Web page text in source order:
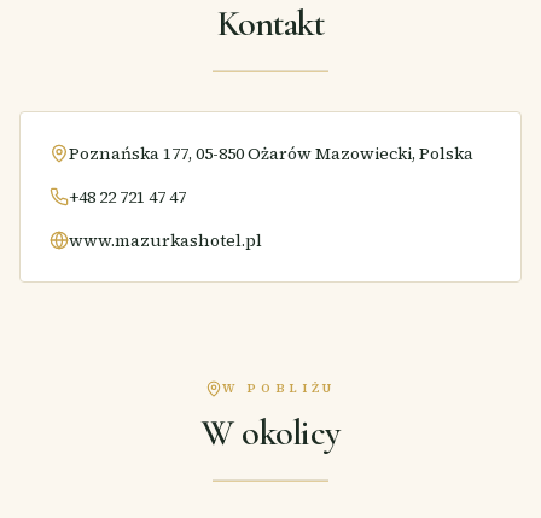
Kontakt
Poznańska 177, 05-850 Ożarów Mazowiecki, Polska
+48 22 721 47 47
www.mazurkashotel.pl
W POBLIŻU
W okolicy